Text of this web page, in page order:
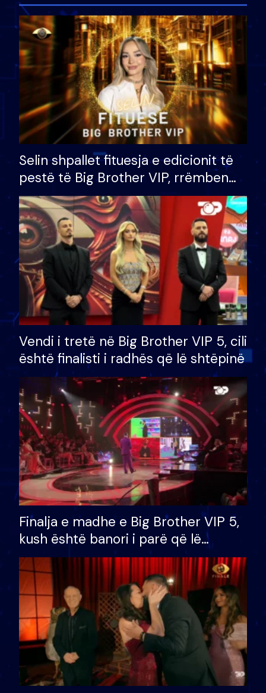
Selin shpallet fituesja e edicionit të
pestë të Big Brother VIP, rrëmben
çmimin e madh prej 100 mijë eurosh
Vendi i tretë në Big Brother VIP 5, cili
është finalisti i radhës që lë shtëpinë
Finalja e madhe e Big Brother VIP 5,
kush është banori i parë që lë
shtëpinë dhe humb mundësinë për
të fituar çmimin e madh